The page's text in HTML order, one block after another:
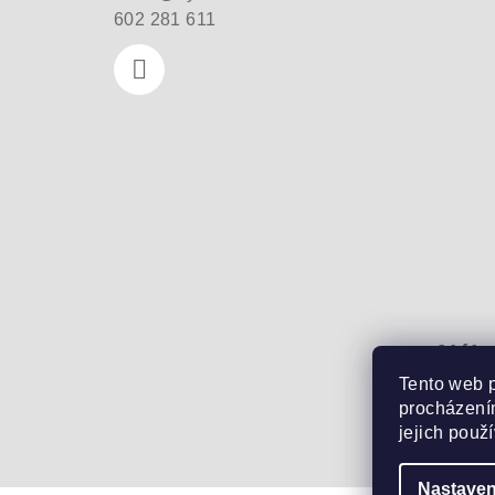
Tento web
jejich
602 281 611
ks /